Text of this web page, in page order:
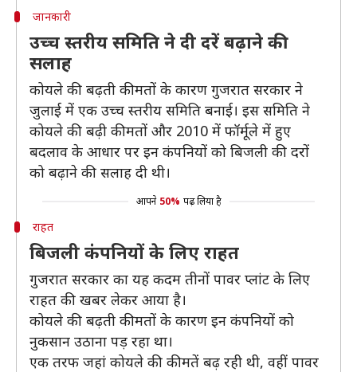
जानकारी
उच्च स्तरीय समिति ने दी दरें बढ़ाने की
सलाह
कोयले की बढ़ती कीमतों के कारण गुजरात सरकार ने
जुलाई में एक उच्च स्तरीय समिति बनाई। इस समिति ने
कोयले की बढ़ी कीमतों और 2010 में फॉर्मूले में हुए
बदलाव के आधार पर इन कंपनियों को बिजली की दरों
को बढ़ाने की सलाह दी थी।
आपने 50% पढ़ लिया है
राहत
बिजली कंपनियों के लिए राहत
गुजरात सरकार का यह कदम तीनों पावर प्लांट के लिए
राहत की खबर लेकर आया है।
कोयले की बढ़ती कीमतों के कारण इन कंपनियों को
नुकसान उठाना पड़ रहा था।
एक तरफ जहां कोयले की कीमतें बढ़ रही थी, वहीं पावर